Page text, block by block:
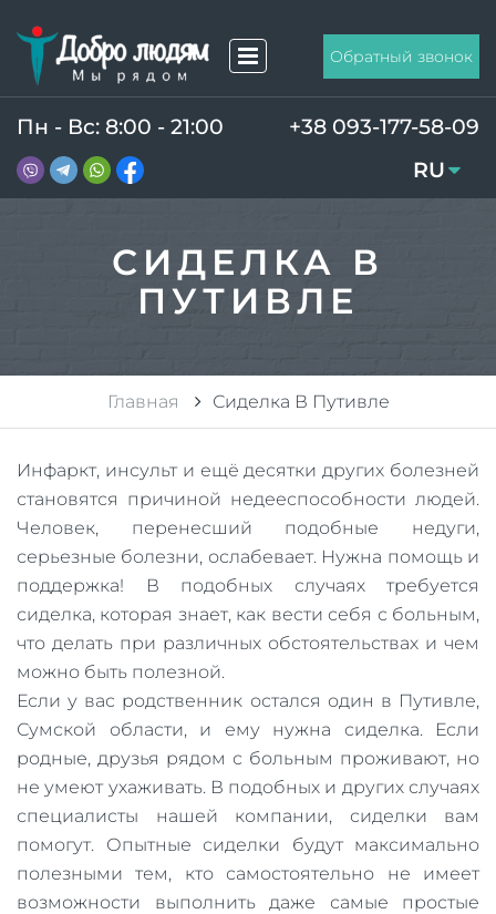
Обратный звонок
Пн - Вс: 8:00 - 21:00
+38 093-177-58-09
RU
UA
СИДЕЛКА В
ПУТИВЛЕ
Главная Сиделка В Путивле
Инфаркт, инсульт и ещё десятки других болезней
становятся причиной недееспособности людей.
Человек, перенесший подобные недуги,
серьезные болезни, ослабевает. Нужна помощь и
поддержка! В подобных случаях требуется
сиделка, которая знает, как вести себя с больным,
что делать при различных обстоятельствах и чем
можно быть полезной.
Если у вас родственник остался один в Путивле,
Сумской области, и ему нужна сиделка. Если
родные, друзья рядом с больным проживают, но
не умеют ухаживать. В подобных и других случаях
специалисты нашей компании, сиделки вам
помогут. Опытные сиделки будут максимально
полезными тем, кто самостоятельно не имеет
возможности выполнить даже самые простые